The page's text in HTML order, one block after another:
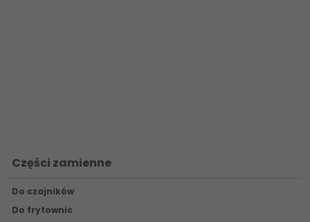
Części zamienne
Do czajników
Do frytownic